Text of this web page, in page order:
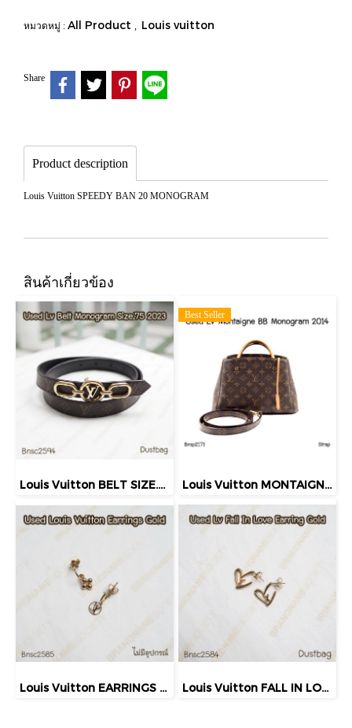
หมวดหมู่ : All Product , Louis vuitton
Share
Product description
Louis Vuitton SPEEDY BAN 20 MONOGRAM
สินค้าเกี่ยวข้อง
Louis Vuitton BELT SIZE.75 MONOGRAM 2023
Best Seller
Louis Vuitton MONTAIGNE BB MONOGRAM 2014
Louis Vuitton EARRINGS GOLD Louis Vuitton FALL IN LOVE EARRINGS GOLD